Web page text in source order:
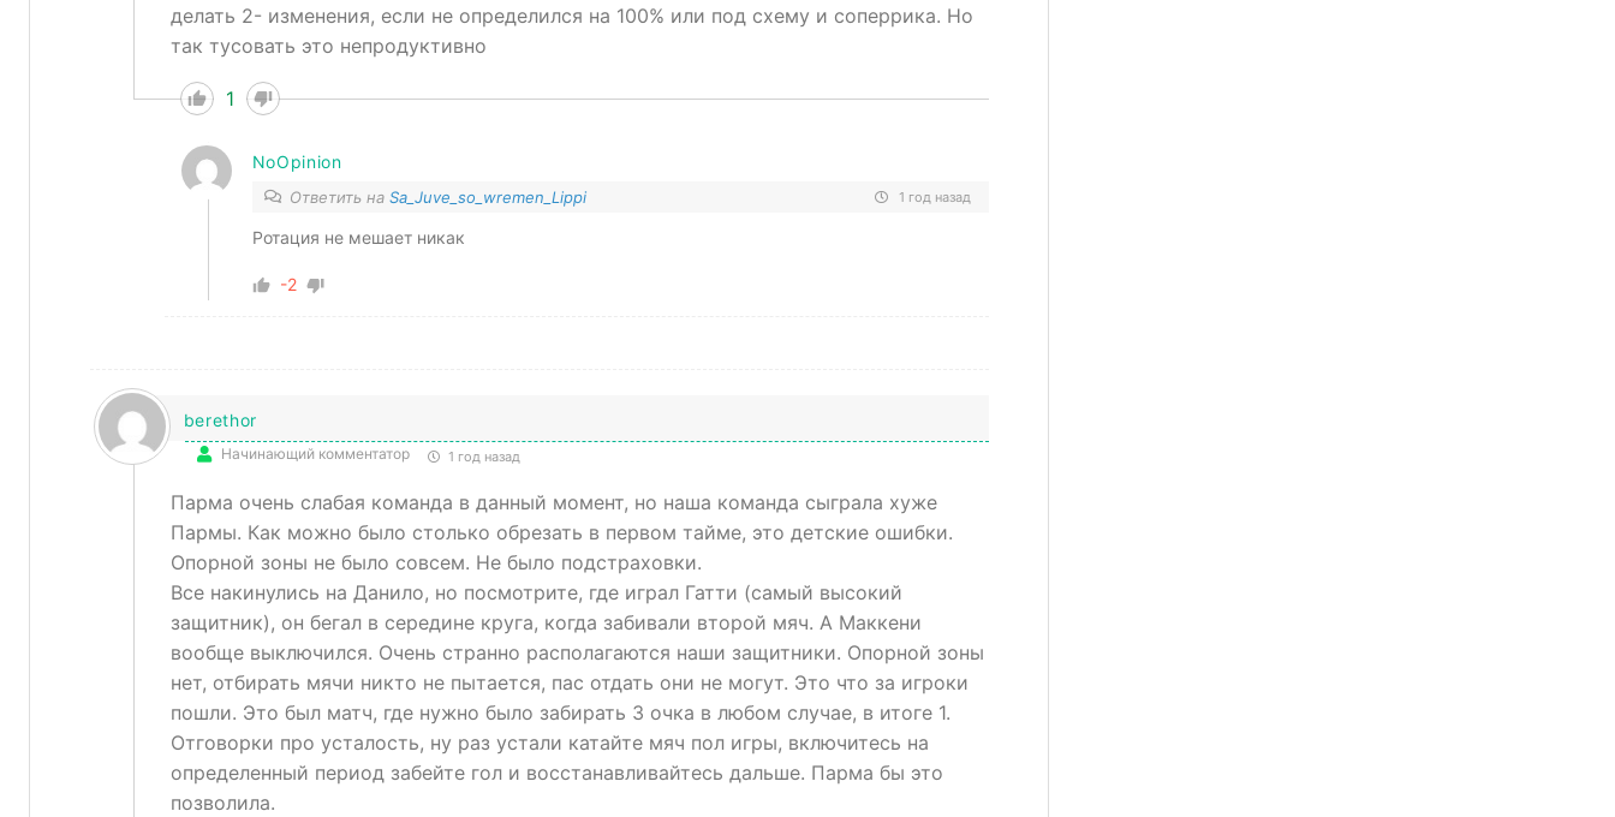
делать 2- изменения, если не определился на 100% или под схему и соперрика. Но
так тусовать это непродуктивно
1
NoOpinion
Ответить на Sa_Juve_so_wremen_Lippi 1 год назад
Ротация не мешает никак
-2
berethor
Начинающий комментатор 1 год назад
Парма очень слабая команда в данный момент, но наша команда сыграла хуже
Пармы. Как можно было столько обрезать в первом тайме, это детские ошибки.
Опорной зоны не было совсем. Не было подстраховки.
Все накинулись на Данило, но посмотрите, где играл Гатти (самый высокий
защитник), он бегал в середине круга, когда забивали второй мяч. А Маккени
вообще выключился. Очень странно располагаются наши защитники. Опорной зоны
нет, отбирать мячи никто не пытается, пас отдать они не могут. Это что за игроки
пошли. Это был матч, где нужно было забирать 3 очка в любом случае, в итоге 1.
Отговорки про усталость, ну раз устали катайте мяч пол игры, включитесь на
определенный период забейте гол и восстанавливайтесь дальше. Парма бы это
позволила.